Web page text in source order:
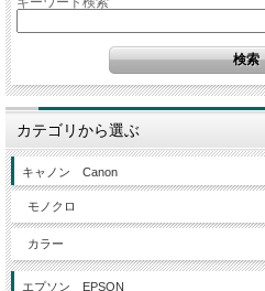
カテゴリから選ぶ
キャノン Canon
モノクロ
カラー
エプソン EPSON